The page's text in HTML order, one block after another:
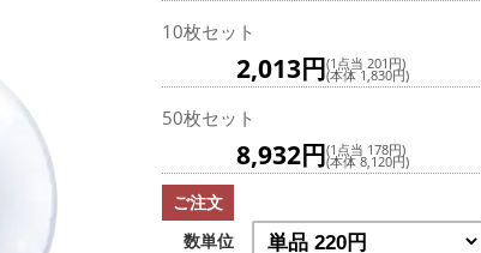
10枚セット
2,013円(1点当 201円)
(本体 1,830円)
50枚セット
8,932円(1点当 178円)
(本体 8,120円)
ご注文
数単位